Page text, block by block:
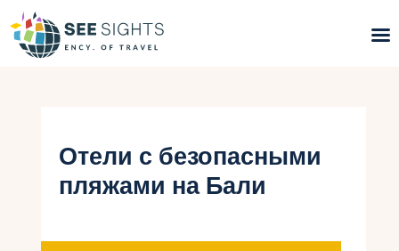
Горящие туры
Типы Туров
Отели с безопасными
пляжами на Бали